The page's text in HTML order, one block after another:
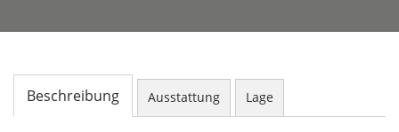
Beschreibung Ausstattung Lage